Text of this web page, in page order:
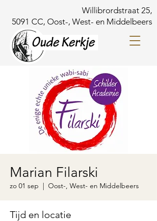
Willibrordstraat 25,
5091 CC, Oost-, West- en Middelbeers
Marian Filarski
zo 01 sep
  |
Oost-, West- en Middelbeers
Tijd en locatie